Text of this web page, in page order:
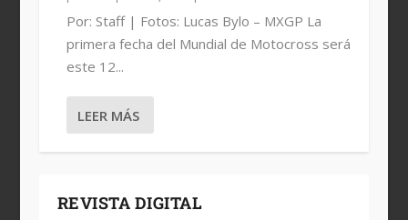
Por: Staff | Fotos: Lucas Bylo – MXGP La
primera fecha del Mundial de Motocross será
este 12...
LEER MÁS
REVISTA DIGITAL